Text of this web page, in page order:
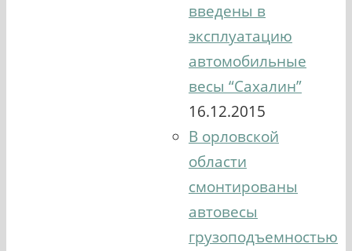
введены в
эксплуатацию
автомобильные
весы “Сахалин”
16.12.2015
В орловской
области
смонтированы
автовесы
грузоподъемностью